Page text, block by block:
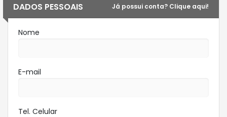
DADOS PESSOAIS Já possui conta? Clique aqui!
Nome
E-mail
Tel. Celular